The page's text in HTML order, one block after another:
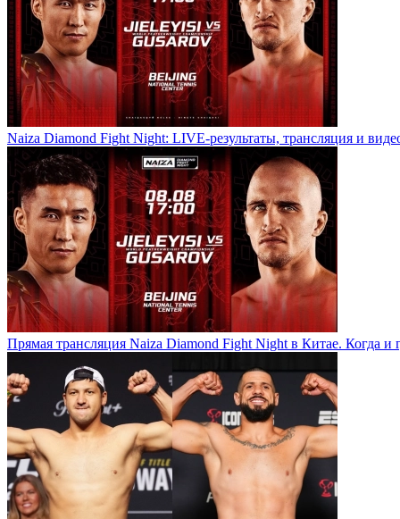
Naiza Diamond Fight Night: LIVE-результаты, трансляция и
Прямая трансляция Naiza Diamond Fight Night в Китае. Когда и